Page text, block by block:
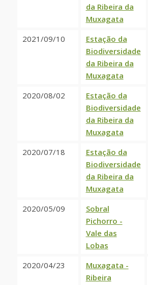
da Ribeira da
Muxagata
2021/09/10
Estação da
Biodiversidade
da Ribeira da
Muxagata
2020/08/02
Estação da
Biodiversidade
da Ribeira da
Muxagata
2020/07/18
Estação da
Biodiversidade
da Ribeira da
Muxagata
2020/05/09
Sobral
Pichorro -
Vale das
Lobas
2020/04/23
Muxagata -
Ribeira